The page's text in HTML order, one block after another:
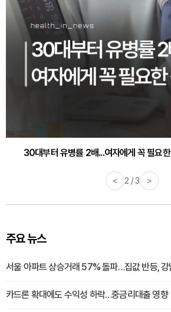
30대부터 유병률 2배...여자에게 꼭 필요
< 2 / 3 >
주요 뉴스
서울 아파트 상승거래 57% 돌파…집값 반등, 강
카드론 확대에도 수익성 하락…중금리대출 영향